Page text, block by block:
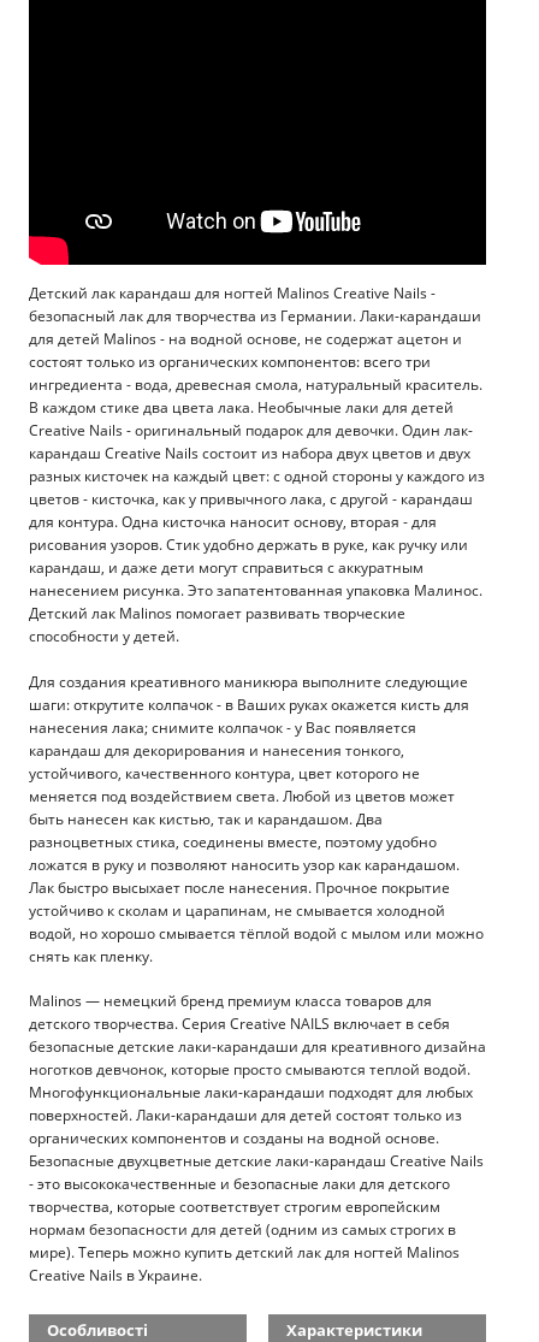
Детский лак карандаш для ногтей Malinos Creative Nails -
безопасный лак для творчества из Германии. Лаки-карандаши
для детей Malinos - на водной основе, не содержат ацетон и
состоят только из органических компонентов: всего три
ингредиента - вода, древесная смола, натуральный краситель.
В каждом стике два цвета лака. Необычные лаки для детей
Creative Nails - оригинальный подарок для девочки. Один лак-
карандаш Creative Nails состоит из набора двух цветов и двух
разных кисточек на каждый цвет: с одной стороны у каждого из
цветов - кисточка, как у привычного лака, с другой - карандаш
для контура. Одна кисточка наносит основу, вторая - для
рисования узоров. Стик удобно держать в руке, как ручку или
карандаш, и даже дети могут справиться с аккуратным
нанесением рисунка. Это запатентованная упаковка Малинос.
Детский лак Malinos помогает развивать творческие
способности у детей.
Для создания креативного маникюра выполните следующие
шаги: открутите колпачок - в Ваших руках окажется кисть для
нанесения лака; снимите колпачок - у Вас появляется
карандаш для декорирования и нанесения тонкого,
устойчивого, качественного контура, цвет которого не
меняется под воздействием света. Любой из цветов может
быть нанесен как кистью, так и карандашом. Два
разноцветных стика, соединены вместе, поэтому удобно
ложатся в руку и позволяют наносить узор как карандашом.
Лак быстро высыхает после нанесения. Прочное покрытие
устойчиво к сколам и царапинам, не смывается холодной
водой, но хорошо смывается тёплой водой с мылом или можно
снять как пленку.
Malinos — немецкий бренд премиум класса товаров для
детского творчества. Серия Creative NAILS включает в себя
безопасные детские лаки-карандаши для креативного дизайна
ноготков девчонок, которые просто смываются теплой водой.
Многофункциональные лаки-карандаши подходят для любых
поверхностей. Лаки-карандаши для детей состоят только из
органических компонентов и созданы на водной основе.
Безопасные двухцветные детские лаки-карандаш Creative Nails
- это высококачественные и безопасные лаки для детского
творчества, которые соответствует строгим европейским
нормам безопасности для детей (одним из самых строгих в
мире). Теперь можно купить детский лак для ногтей Malinos
Creative Nails в Украине.
Особливості Характеристики